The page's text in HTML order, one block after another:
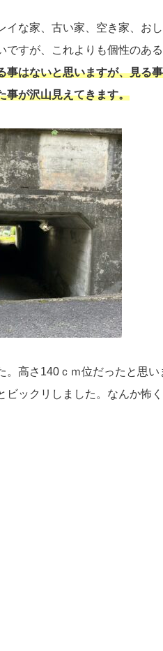
な家、古い家、空き家、お
すが、これよりも個性のある
はないと思いますが、見る
事が沢山見えてきます。
高さ140ｃｍ位だったと思
ックリしました。なんか怖